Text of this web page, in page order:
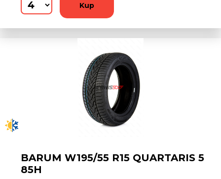
Kup
BARUM W195/55 R15 QUARTARIS 5
85H